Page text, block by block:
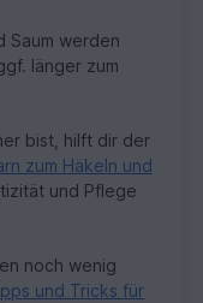
Saum werden
länger zum
bist, hilft dir der
zum Häkeln und
und Pflege
noch wenig
und Tricks für